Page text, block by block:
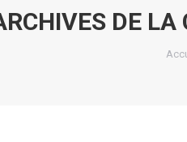
DE LA